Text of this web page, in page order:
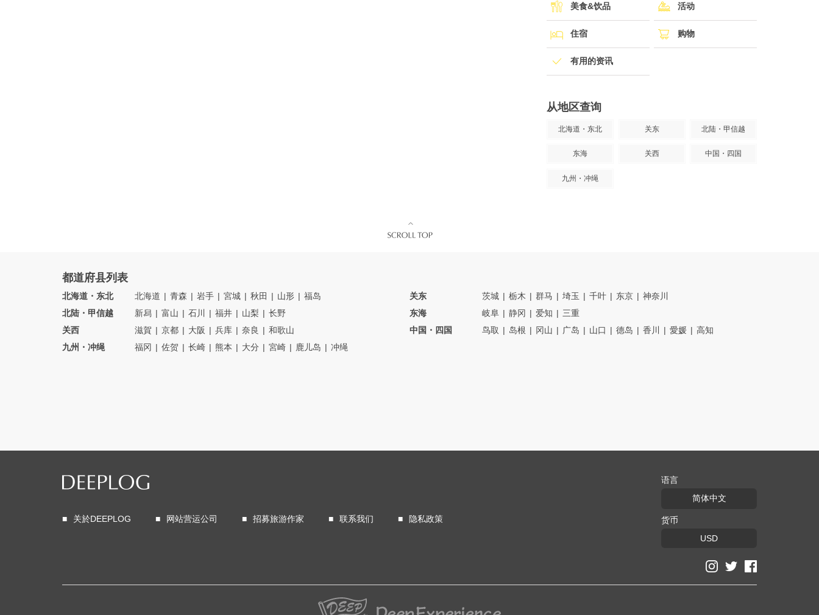
美食&饮品 活动
住宿 购物
有用的资讯
从地区查询
北海道・东北 关东 北陆・甲信越
东海 关西 中国・四国
九州・冲绳
都道府县列表
北海道・东北 北海道 青森 岩手 宮城 秋田 山形 福岛 关东 茨城 栃木 群马 埼玉 千叶 东京
神奈川
北陆・甲信越
新舄 富山 石川 福井 山梨 长野 东海 岐阜 静冈 爱知
三重
关西
滋賀 京都 大阪 兵库 奈良 和歌山 中国・四国 鸟取 岛根 冈山 广岛 山口 德岛 香川 愛媛
高知
九州・冲绳
福冈 佐贺 长崎 熊本 大分 宮崎 鹿儿岛 冲绳
关於DEEPLOG 网站营运公司 招募旅游作家 联系我们 隐私政策
语言
简体中文
货币
USD